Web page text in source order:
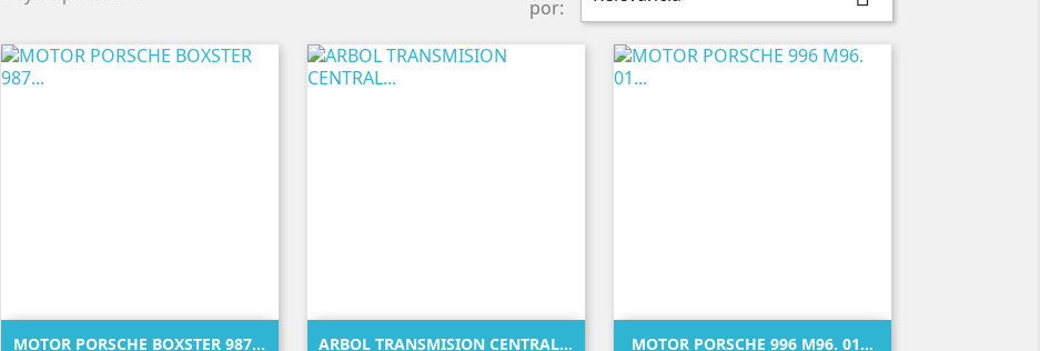
por:
MOTOR PORSCHE BOXSTER 987...
 Vista rápida ARBOL TRANSMISION CENTRAL...
 Vista rápida MOTOR PORSCHE 996 M96. 01...
 Vista rápida